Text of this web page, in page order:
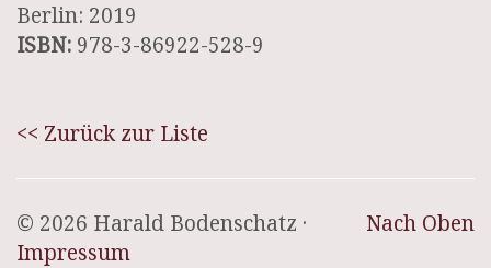
Berlin: 2019
ISBN: 978-3-86922-528-9
<< Zurück zur Liste
Nach Oben
© 2026 Harald Bodenschatz ·
Impressum